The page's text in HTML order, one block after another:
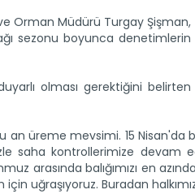
Orman Müdürü Turgay Şişman,
sezonu boyunca denetimlerin
olması gerektiğini belirten
an üreme mevsimi. 15 Nisan'da
saha kontrollerimize devam
arasında balığımızı en
için uğraşıyoruz. Buradan